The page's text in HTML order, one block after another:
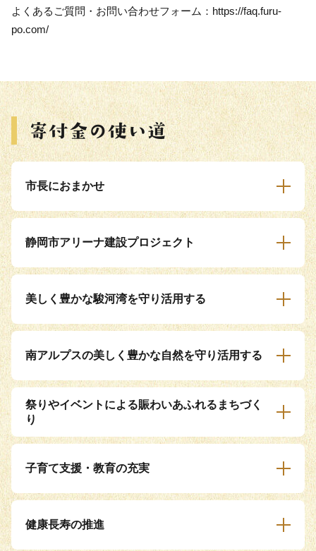
よくあるご質問・お問い合わせフォーム：https://faq.furu-
po.com/
市長におまかせ
静岡市アリーナ建設プロジェクト
美しく豊かな駿河湾を守り活用する
南アルプスの美しく豊かな自然を守り活用する
祭りやイベントによる賑わいあふれるまちづく
り
子育て支援・教育の充実
健康長寿の推進